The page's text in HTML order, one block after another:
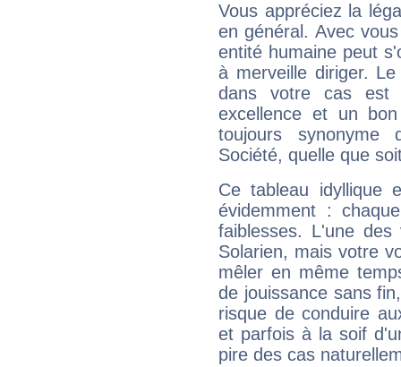
Vous appréciez la
en général. Avec
entité humaine peut
à merveille diriger.
dans votre cas est
excellence et un
toujours synonyme
Société, quelle que
Ce tableau idyllique
évidemment :
faiblesses. L'une
Solarien, mais votre
mêler en même
de jouissance sans
risque de conduire
et parfois à la soif
pire des cas